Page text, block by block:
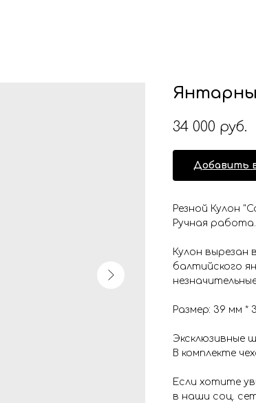
34 000 руб.
Добавить
Резной Кулон
Ручная работа.
Кулон вырезан
балтийского
Размер: 39 мм *
Эксклюзивные
В комплекте
Если хотите
в наши соц.